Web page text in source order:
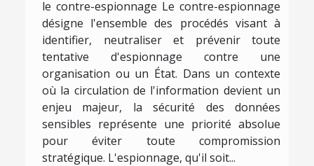
le contre-espionnage Le contre-espionnage
désigne l'ensemble des procédés visant à
identifier, neutraliser et prévenir toute
tentative d'espionnage contre une
organisation ou un État. Dans un contexte
où la circulation de l'information devient un
enjeu majeur, la sécurité des données
sensibles représente une priorité absolue
pour éviter toute compromission
stratégique. L'espionnage, qu'il soit...